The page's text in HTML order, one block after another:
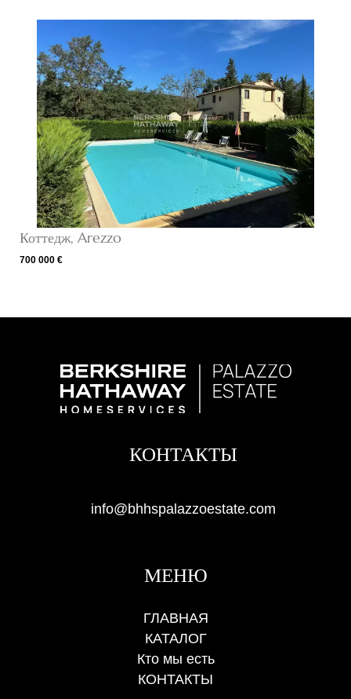
Коттедж, Arezzo
700 000 €
КОНТАКТЫ
info@bhhspalazzoestate.com
МЕНЮ
ГЛАВНАЯ
КАТАЛОГ
Кто мы есть
КОНТАКТЫ